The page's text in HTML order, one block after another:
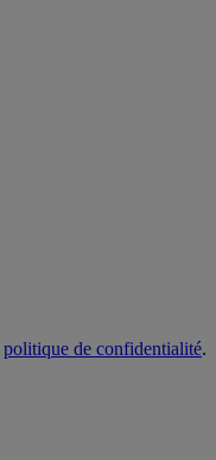
politique de confidentialité.